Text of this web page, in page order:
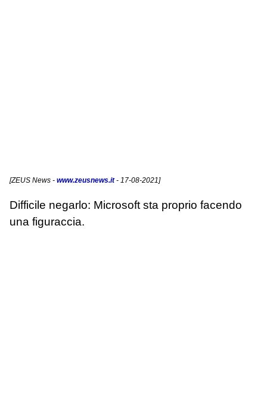
[ZEUS News - www.zeusnews.it- 17-08-2021]
Difficile negarlo: Microsoft sta proprio facendo
una figuraccia.